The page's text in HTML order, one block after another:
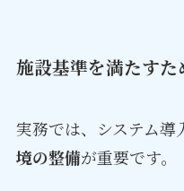
施設基準を満たす
実務では、システム導
境の整備が重要です。